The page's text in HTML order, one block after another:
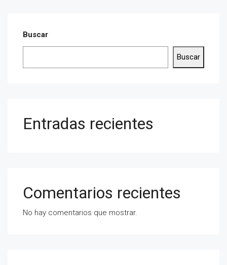
Buscar
Buscar
Entradas recientes
Comentarios recientes
No hay comentarios que mostrar.